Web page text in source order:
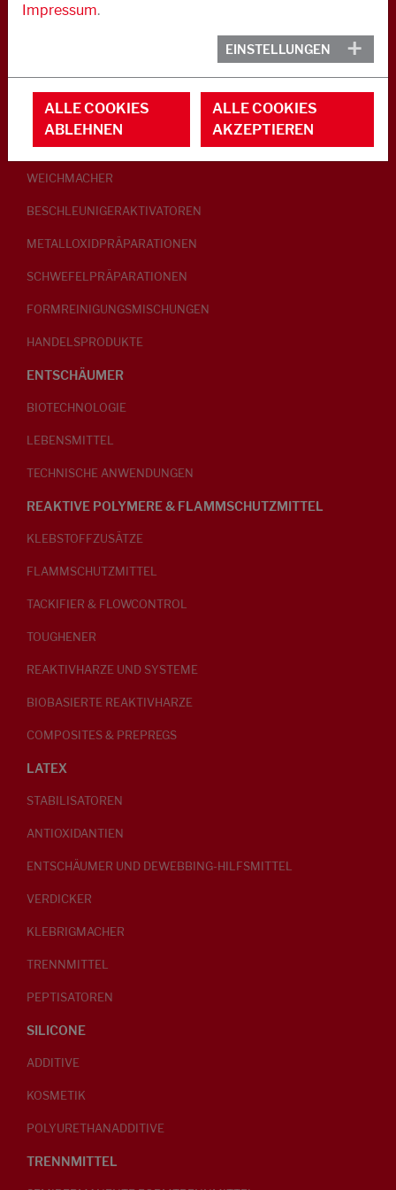
GLEITMITTEL
PEPTISATOREN
KLEBRIGMACHER / HOMOGENISATOREN
WEICHMACHER
BESCHLEUNIGERAKTIVATOREN
METALLOXIDPRÄPARATIONEN
SCHWEFELPRÄPARATIONEN
FORMREINIGUNGSMISCHUNGEN
HANDELSPRODUKTE
ENTSCHÄUMER
BIOTECHNOLOGIE
LEBENSMITTEL
TECHNISCHE ANWENDUNGEN
REAKTIVE POLYMERE & FLAMMSCHUTZMITTEL
KLEBSTOFFZUSÄTZE
FLAMMSCHUTZMITTEL
TACKIFIER & FLOWCONTROL
TOUGHENER
REAKTIVHARZE UND SYSTEME
BIOBASIERTE REAKTIVHARZE
COMPOSITES & PREPREGS
LATEX
STABILISATOREN
ANTIOXIDANTIEN
ENTSCHÄUMER UND DEWEBBING-HILFSMITTEL
VERDICKER
KLEBRIGMACHER
TRENNMITTEL
PEPTISATOREN
SILICONE
ADDITIVE
KOSMETIK
POLYURETHANADDITIVE
TRENNMITTEL
Impressum.
EINSTELLUNGEN
ALLE COOKIES
ABLEHNEN
ALLE COOKIES
AKZEPTIEREN